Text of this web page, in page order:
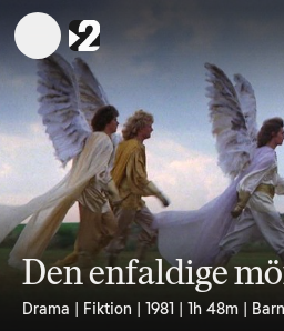
Den enfaldige
Drama | Fiktion | 1981 | 1h 48m |